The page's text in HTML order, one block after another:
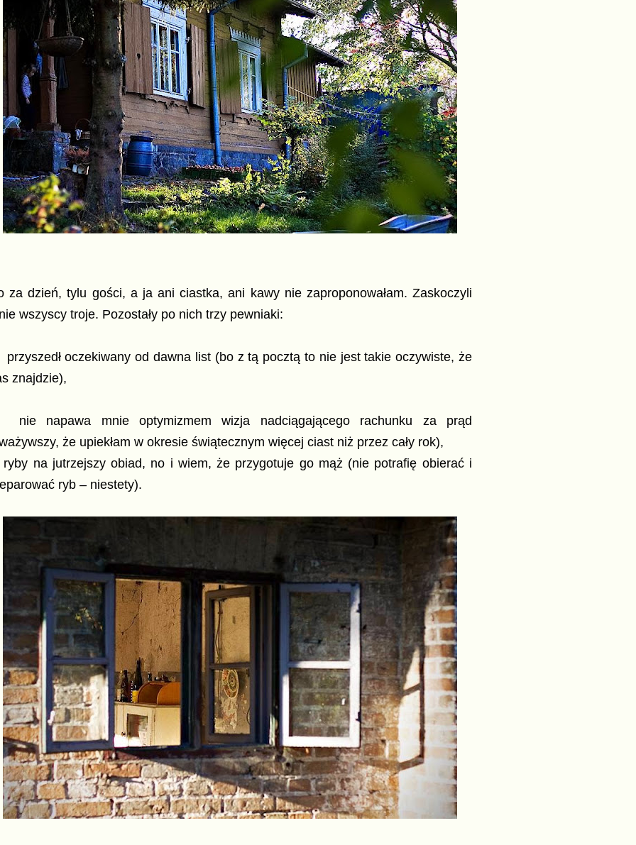
za dzień, tylu gości, a ja ani ciastka, ani kawy nie zaproponowałam. Zaskoczyli
wszyscy troje. Pozostały po nich trzy pewniaki:
oczekiwany od dawna list (bo z tą pocztą to nie jest takie oczywiste, że
znajdzie),
nie napawa mnie optymizmem wizja nadciągającego rachunku za prąd
że upiekłam w okresie świątecznym więcej ciast niż przez cały rok),
ryby na jutrzejszy obiad, no i wiem, że przygotuje go mąż (nie potrafię obierać i
ryb – niestety).